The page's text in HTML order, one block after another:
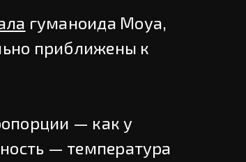
гуманоида Moya,
приближены к
— как у
— температура